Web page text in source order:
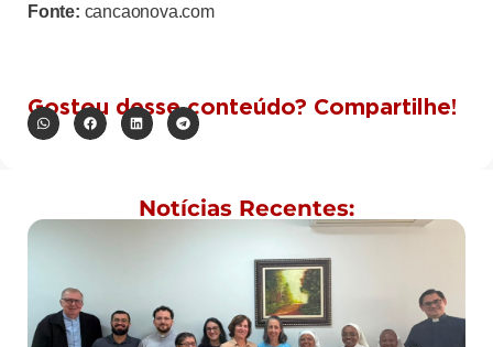
Fonte: cancaonova.com
Gostou desse conteúdo? Compartilhe!
Notícias Recentes: